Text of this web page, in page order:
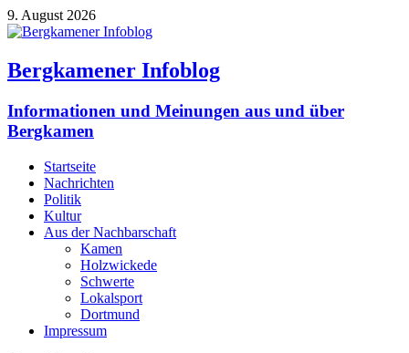
9. August 2026
Bergkamener Infoblog
Informationen und Meinungen aus und über
Bergkamen
Startseite
Nachrichten
Politik
Kultur
Aus der Nachbarschaft
Kamen
Holzwickede
Schwerte
Lokalsport
Dortmund
Impressum